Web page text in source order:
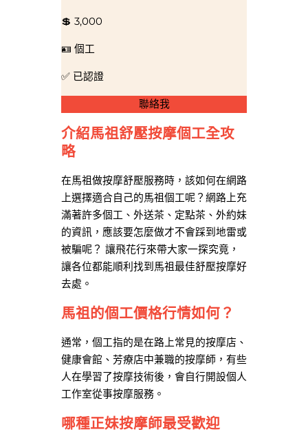
💲 3,000
🪪 個工
✅ 已認證
聯絡我
介紹馬祖舒壓按摩個工全攻
略
在馬祖做按摩舒壓服務時，該如何在網路
上選擇適合自己的馬祖個工呢？網路上充
滿著許多個工、外送茶、定點茶、外約妹
的資訊，應該要怎麼做才不會踩到地雷或
被騙呢？ 讓飛花行來帶大家一探究竟，
讓各位都能順利找到馬祖最佳舒壓按摩好
去處。
馬祖的個工價格行情如何？
通常，個工指的是在路上常見的按摩店、
健康會館、芳療店中兼職的按摩師，有些
人在學習了按摩技術後，會自行開設個人
工作室從事按摩服務。
哪種正妹按摩師最受歡迎